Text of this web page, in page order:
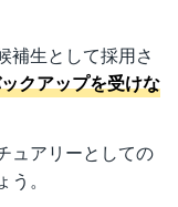
補生として採用さ
クアップを受けな
ュアリーとしての
。